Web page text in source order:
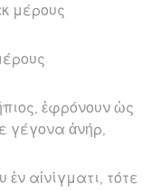
μέρους
ἐφρόνουν ὡς
γέγονα ἀνήρ,
ἐν αἰνίγματι, τότε